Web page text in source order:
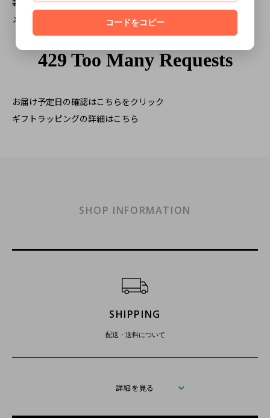
メーカー品番：2386/1
お届け予定日の確認はこちらをクリック
ギフトラッピングの詳細はこちら
SHOP INFORMATION
SHIPPING
配送・送料について
詳細を見る
コードをコピー